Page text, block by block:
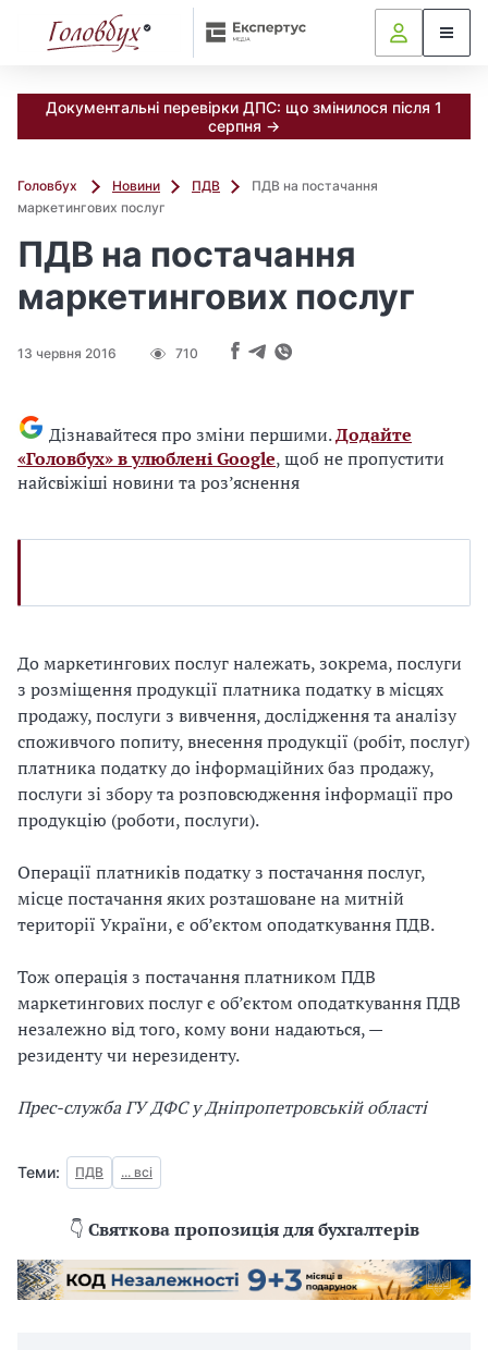
Документальні перевірки ДПС: що змінилося після 1
серпня →
Головбух Новини ПДВ
ПДВ на постачання
маркетингових послуг
ПДВ на постачання
маркетингових послуг
13 червня 2016 710
Дізнавайтеся про зміни першими.Додайте
«Головбух» в улюблені Google, щоб не пропустити
найсвіжіші новини та роз’яснення
До маркетингових послуг належать, зокрема, послуги
з розміщення продукції платника податку в місцях
продажу, послуги з вивчення, дослідження та аналізу
споживчого попиту, внесення продукції (робіт, послуг)
платника податку до інформаційних баз продажу,
послуги зі збору та розповсюдження інформації про
продукцію (роботи, послуги).
Операції платників податку з постачання послуг,
місце постачання яких розташоване на митній
території України, є об’єктом оподаткування ПДВ.
Тож операція з постачання платником ПДВ
маркетингових послуг є об’єктом оподаткування ПДВ
незалежно від того, кому вони надаються, —
резиденту чи нерезиденту.
Прес-служба ГУ ДФС у Дніпропетровській області
Теми: ПДВ ... всі
👇 Святкова пропозиція для бухгалтерів